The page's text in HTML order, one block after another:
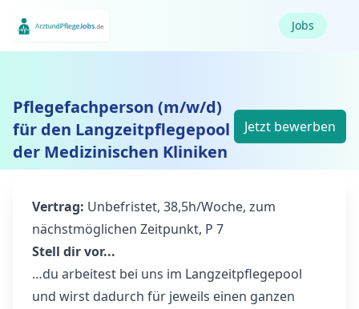
Jobs
Pflegefachperson (m/w/d)
für den Langzeitpflegepool
der Medizinischen Kliniken
Jetzt bewerben
Vertrag: Unbefristet, 38,5h/Woche, zum
nächstmöglichen Zeitpunkt, P 7
Stell dir vor...
…du arbeitest bei uns im Langzeitpflegepool
und wirst dadurch für jeweils einen ganzen